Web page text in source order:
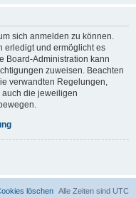
sich anmelden zu können.
erledigt und ermöglicht es
Board-Administration kann
zuweisen. Beachten
verwandten Regelungen,
auch die jeweiligen
Alle Zeiten sind UTC
löschen